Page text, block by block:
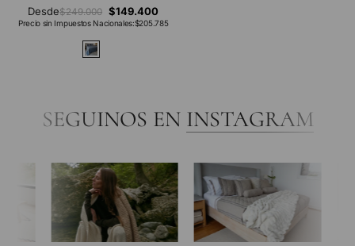
Desde$249.000 $149.400
Precio sin Impuestos Nacionales:$205.785
SEGUINOS EN INSTAGRAM